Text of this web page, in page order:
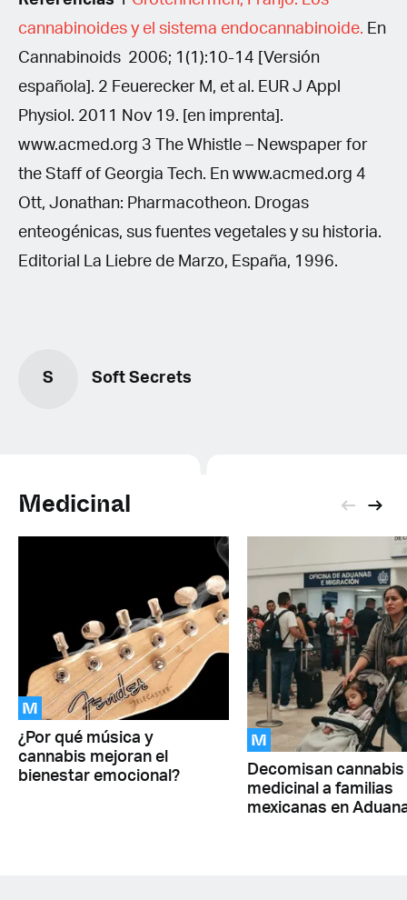
cannabinoides y el sistema endocannabinoide. En
Cannabinoids 2006; 1(1):10-14 [Versión
española]. 2 Feuerecker M, et al. EUR J Appl
Physiol. 2011 Nov 19. [en imprenta].
www.acmed.org 3 The Whistle – Newspaper for
the Staff of Georgia Tech. En www.acmed.org 4
Ott, Jonathan: Pharmacotheon. Drogas
enteogénicas, sus fuentes vegetales y su historia.
Editorial La Liebre de Marzo, España, 1996.
S Soft Secrets
Medicinal
M
¿Por qué música y
cannabis mejoran el
bienestar emocional?
M
Decomisan cannabis
medicinal a familias
mexicanas en